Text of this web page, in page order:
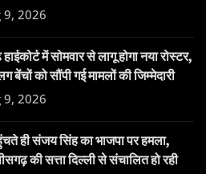
9, 2026
में सोमवार से लागू होगा नया रोस्टर,
को सौंपी गई मामलों की जिम्मेदारी
9, 2026
ही संजय सिंह का भाजपा पर हमला,
की सत्ता दिल्ली से संचालित हो रही